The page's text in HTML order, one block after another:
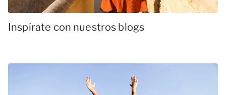
Inspírate con nuestros blogs